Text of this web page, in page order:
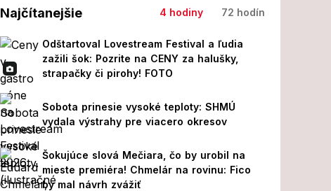
Najčítanejšie 4 hodiny 72 hodín
Odštartoval Lovestream Festival a ľudia
zažili šok: Pozrite na CENY za halušky,
strapačky či pirohy! FOTO
Sobota prinesie vysoké teploty: SHMÚ
vydala výstrahy pre viacero okresov
Šokujúce slová Mečiara, čo by urobil na
mieste premiéra! Chmelár na rovinu: Fico
by mal návrh zvážiť